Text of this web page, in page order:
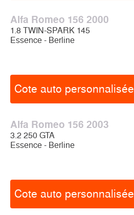
Alfa Romeo 156 2000
1.8 TWIN-SPARK 145
Essence - Berline
Cote auto personnalisée
Alfa Romeo 156 2003
3.2 250 GTA
Essence - Berline
Cote auto personnalisée